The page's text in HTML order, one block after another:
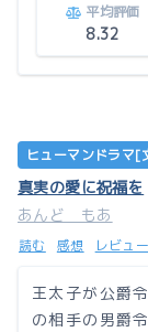
平均評価
8.32
ヒューマンドラマ[
真実の愛に祝福を
あんど もあ
読む 感想 レビュー
王太子が公爵
の相手の男爵